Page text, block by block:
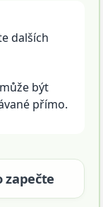
dalších
být
přímo.
zapečte